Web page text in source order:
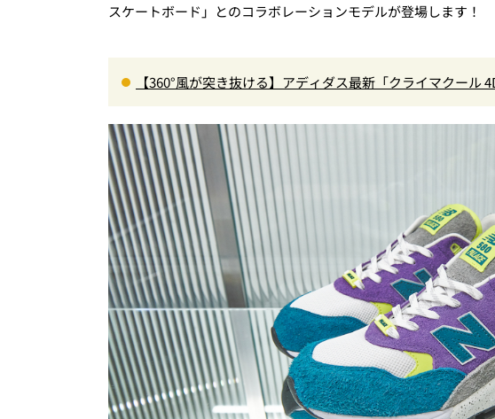
スケートボード」とのコラボレーションモデルが登場します！
【360°風が突き抜ける】アディダス最新「クライマクール